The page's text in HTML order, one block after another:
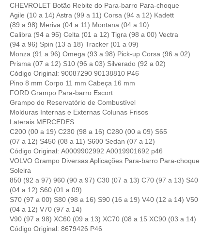
CHEVROLET Botão Rebite do Para-barro Para-choque
Agile (10 a 14) Astra (99 a 11) Corsa (94 a 12) Kadett
(89 a 98) Meriva (04 a 11) Montana (04 a 10)
Calibra (94 a 95) Celta (01 a 12) Tigra (98 a 00) Vectra
(94 a 96) Spin (13 a 18) Tracker (01 a 09)
Monza (91 a 96) Omega (93 a 98) Pick-up Corsa (96 a 02)
Prisma (07 a 12) S10 (96 a 03) Silverado (92 a 02)
Código Original: 90087290 90138810 P46
Pino 8 mm Corpo 11 mm Cabeça 16 mm
FORD Grampo Para-barro Escort
Grampo do Reservatório de Combustível
Molduras Internas e Externas Colunas Frisos
Laterais MERCEDES
C200 (00 a 19) C230 (98 a 16) C280 (00 a 09) S65
(07 a 12) S450 (08 a 11) S600 Sedan (07 a 12)
Código Original: A0009902992 A0019901692 p46
VOLVO Grampo Diversas Aplicações Para-barro Para-choque
Soleira
850 (92 a 97) 960 (90 a 97) C30 (07 a 13) C70 (97 a 13) S40
(04 a 12) S60 (01 a 09)
S70 (97 a 00) S80 (98 a 16) S90 (16 a 19) V40 (12 a 14) V50
(04 a 12) V70 (97 a 14)
V90 (97 a 98) XC60 (09 a 13) XC70 (08 a 15 XC90 (03 a 14)
Código Original: 8679426 P46